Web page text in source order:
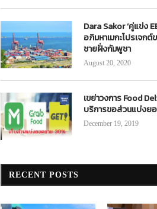
Dara Sakor ‘คู่แข่ง
อภิมหาเมกะโปรเจก
ชายฝั่งกัมพูชา
August 20, 2020
เขย่าวงการ Food
บริการขอส่วนแบ่งย
December 19, 2019
RECENT POSTS